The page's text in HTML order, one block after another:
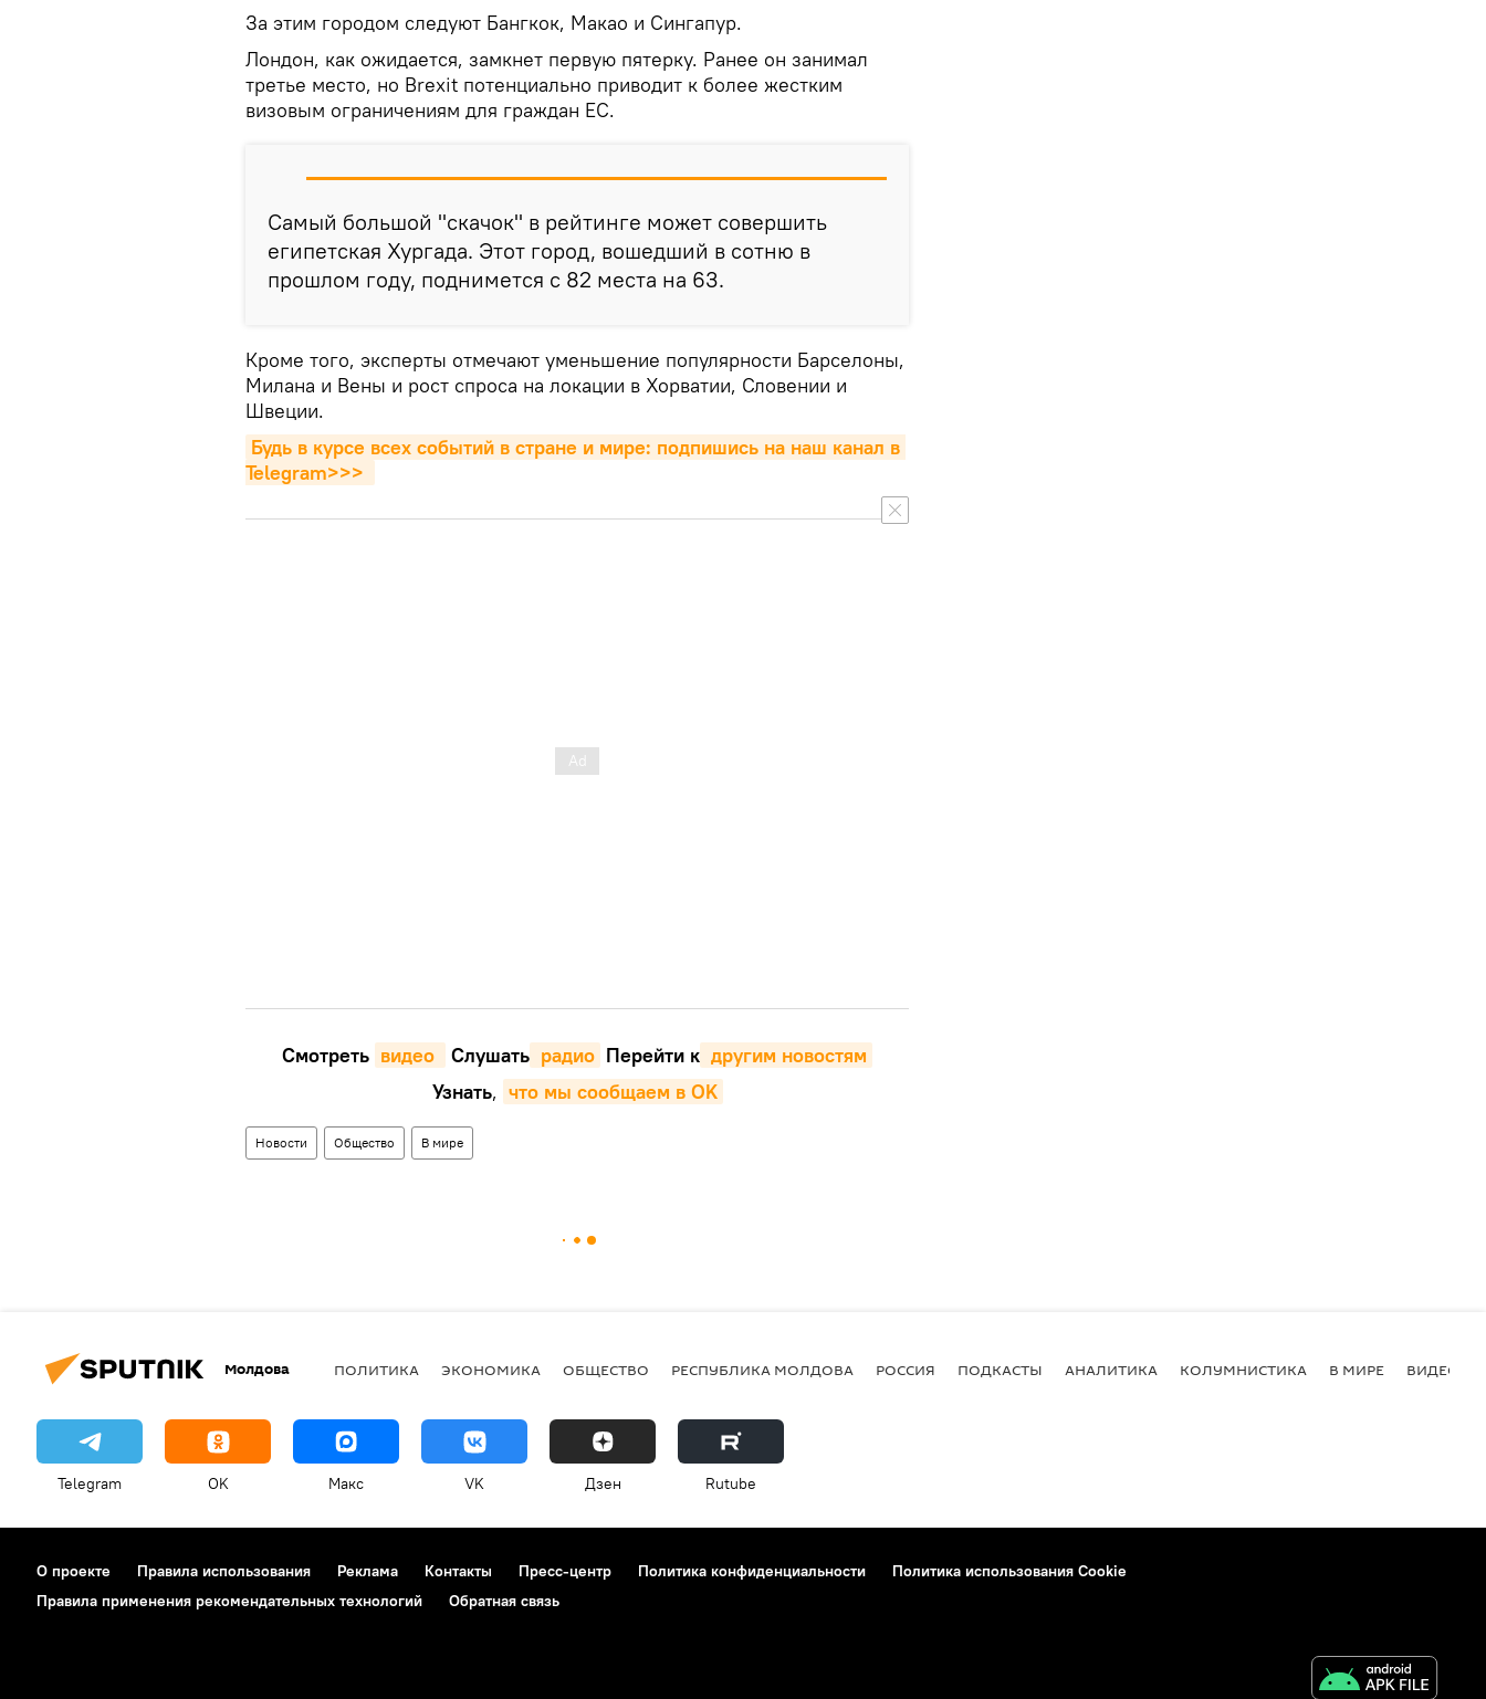
За этим городом следуют Бангкок, Макао и Сингапур.
Лондон, как ожидается, замкнет первую пятерку. Ранее он занимал
третье место, но Brexit потенциально приводит к более жестким
визовым ограничениям для граждан ЕС.
Самый большой "скачок" в рейтинге может совершить
египетская Хургада. Этот город, вошедший в сотню в
прошлом году, поднимется с 82 места на 63.
Кроме того, эксперты отмечают уменьшение популярности Барселоны,
Милана и Вены и рост спроса на локации в Хорватии, Словении и
Швеции.
Будь в курсе всех событий в стране и мире: подпишись на наш канал в
Telegram>>>
Смотреть видео Cлушать радио Перейти к другим новостям
Узнать, что мы сообщаем в OK
Новости Общество В мире
Молдова ПОЛИТИКА ЭКОНОМИКА ОБЩЕСТВО РЕСПУБЛИКА МОЛДОВА РОССИЯ ПОДКАСТЫ АНАЛИТИКА КОЛУМНИСТИКА В МИРЕ ВИДЕО
Telegram OK Макс VK Дзен Rutube
О проекте Правила использования Реклама Контакты Пресс-центр Политика конфиденциальности
Политика использования Cookie
Правила применения рекомендательных технологий
Обратная связь